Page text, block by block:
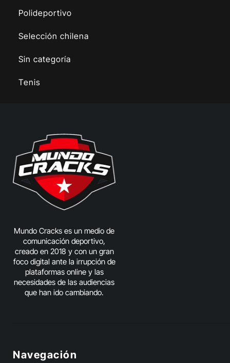
Polideportivo
Selección chilena
Sin categoría
Tenis
Mundo Cracks es un medio de
comunicación deportivo,
creado en 2018 y con un gran
foco digital ante la irrupción de
plataformas online y las
necesidades de las audiencias
que han ido cambiando.
Navegación